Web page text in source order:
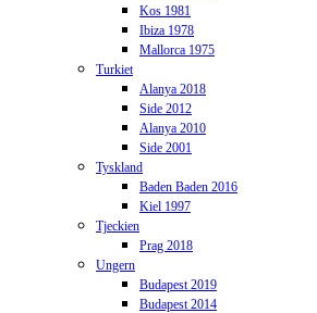
Kos 1981
Ibiza 1978
Mallorca 1975
Turkiet
Alanya 2018
Side 2012
Alanya 2010
Side 2001
Tyskland
Baden Baden 2016
Kiel 1997
Tjeckien
Prag 2018
Ungern
Budapest 2019
Budapest 2014